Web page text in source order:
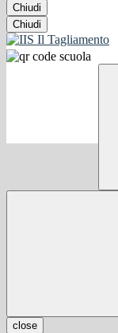
Chiudi
Chiudi
close